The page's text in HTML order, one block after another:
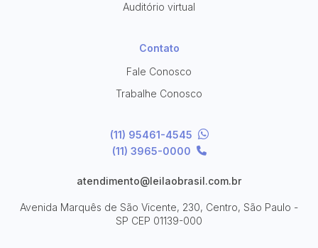
Auditório virtual
Contato
Fale Conosco
Trabalhe Conosco
(11) 95461-4545
(11) 3965-0000
atendimento@leilaobrasil.com.br
Avenida Marquês de São Vicente, 230, Centro, São Paulo -
SP CEP 01139-000